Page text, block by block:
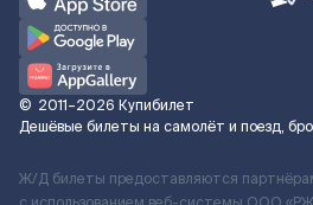
© 2011–2026 Купибилет
Дешёвые билеты на самолёт и поезд,
Ж/Д билеты предоставляются